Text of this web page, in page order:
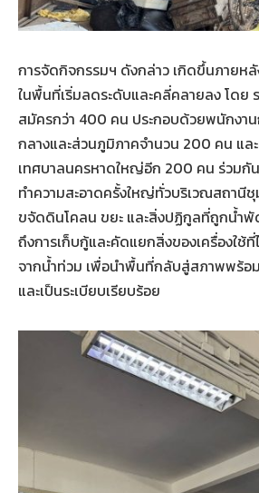
การจัดกิจกรรมฯ ดังกล่าว เกิดขึ้นภายห
ในพื้นที่เริ่มลดระดับและคลี่คลายลง โดย
สมัครกว่า 400 คน ประกอบด้วยพนักงา
กลางและส่วนภูมิภาคจำนวน 200 คน แล
เทศบาลนครหาดใหญ่อีก 200 คน ร่วม
ทำความสะอาดครั้งใหญ่ทั่วบริเวณสถานี
ขจัดดินโคลน ขยะ และสิ่งปฏิกูลที่ถูกน้ำพั
ถึงการเก็บกู้และคัดแยกสิ่งของเครื่องใช้
จากน้ำท่วม เพื่อนำพื้นที่กลับสู่สภาพพร้อ
และเป็นระเบียบเรียบร้อย